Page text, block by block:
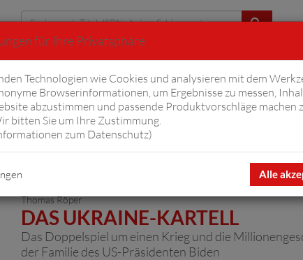
Erweiterte Suche
Hörbücher Komplizen
Thomas Röper
DAS UKRAINE-KARTELL
Das Doppelspiel um einen Krieg und die
der Familie des US-Präsidenten Biden
für Ihre Privatsphäre
Technologien wie Cookies und analysieren mit dem
Browserinformationen, um Ergebnisse zu messen,
abzustimmen und passende Produktvorschläge machen
bitten Sie um Ihre Zustimmung.
zum Datenschutz)
Alle